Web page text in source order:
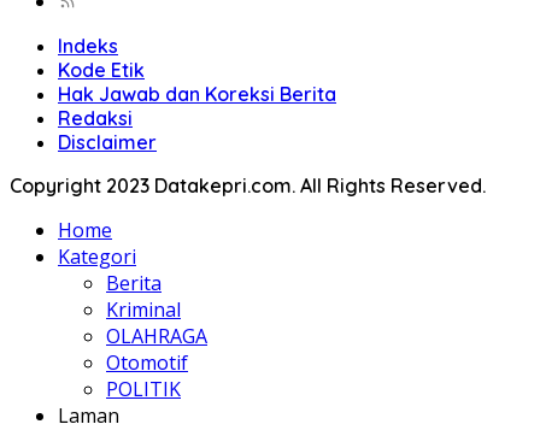
Indeks
Kode Etik
Hak Jawab dan Koreksi Berita
Redaksi
Disclaimer
Copyright 2023 Datakepri.com. All Rights Reserved.
Home
Kategori
Berita
Kriminal
OLAHRAGA
Otomotif
POLITIK
Laman